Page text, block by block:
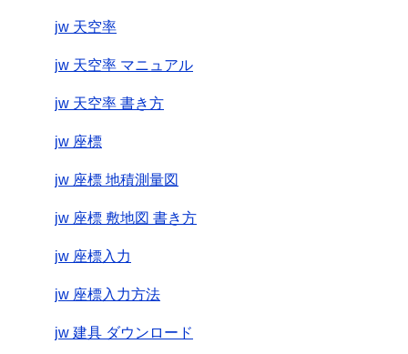
jw 天空率
jw 天空率 マニュアル
jw 天空率 書き方
jw 座標
jw 座標 地積測量図
jw 座標 敷地図 書き方
jw 座標入力
jw 座標入力方法
jw 建具 ダウンロード